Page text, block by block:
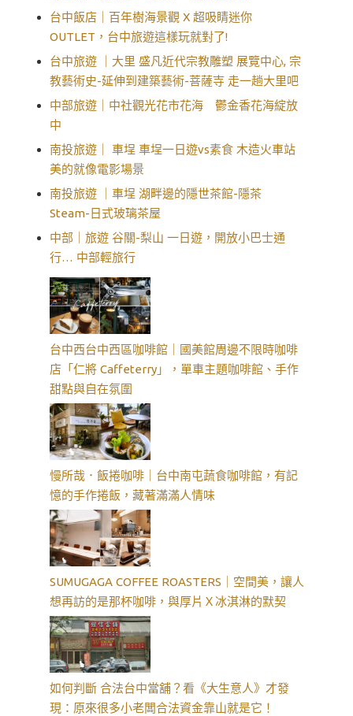
台中飯店｜百年樹海景觀 X 超吸睛迷你
OUTLET，台中旅遊這樣玩就對了!
台中旅遊 ｜大里 盛凡近代宗教雕塑 展覽中心, 宗
教藝術史-延伸到建築藝術-菩薩寺 走一趟大里吧
中部旅遊｜中社觀光花市花海 鬱金香花海綻放
中
南投旅遊｜ 車埕 車埕一日遊vs素食 木造火車站
美的就像電影場景
南投旅遊 ｜車埕 湖畔邊的隱世茶館-隱茶
Steam-日式玻璃茶屋
中部｜旅遊 谷關-梨山 一日遊，開放小巴士通
行… 中部輕旅行
台中西台中西區咖啡館｜國美館周邊不限時咖啡
店「仁將 Caffeterry」，單車主題咖啡館、手作
甜點與自在氛圍
慢所哉．飯捲咖啡｜台中南屯蔬食咖啡館，有記
憶的手作捲飯，藏著滿滿人情味
SUMUGAGA COFFEE ROASTERS｜空間美，讓人
想再訪的是那杯咖啡，與厚片Ｘ冰淇淋的默契
如何判斷 合法台中當舖？看《大生意人》才發
現：原來很多小老闆合法資金靠山就是它！